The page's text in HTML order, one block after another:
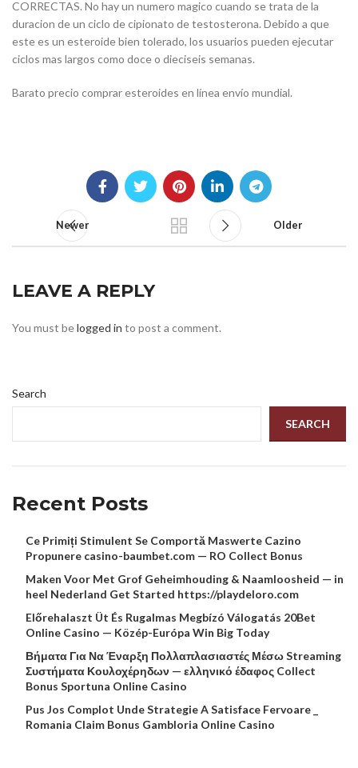
CORRECTAS. No hay un numero magico cuando se trata de la
duracion de un ciclo de cipionato de testosterona. Debido a que
este es un esteroide bien tolerado, los usuarios pueden ejecutar
ciclos mas largos como doce o dieciseis semanas.
Barato precio comprar esteroides en línea envío mundial.
Newer Older
LEAVE A REPLY
You must belogged in to post a comment.
Search
SEARCH
Recent Posts
Ce Primiți Stimulent Se Comportă Maswerte Cazino
Propunere casino-baumbet.com — RO Collect Bonus
Maken Voor Met Grof Geheimhouding & Naamloosheid — in
heel Nederland Get Started https://playdeloro.com
Előrehalaszt Üt És Rugalmas Megbízó Válogatás 20Bet
Online Casino — Közép-Európa Win Big Today
Βήματα Για Να Έναρξη Πολλαπλασιαστές Μέσω Streaming
Συστήματα Κουλοχέρηδων — ελληνικό έδαφος Collect
Bonus Sportuna Online Casino
Pus Jos Complot Unde Strategie A Satisface Fervoare _
Romania Claim Bonus Gambloria Online Casino